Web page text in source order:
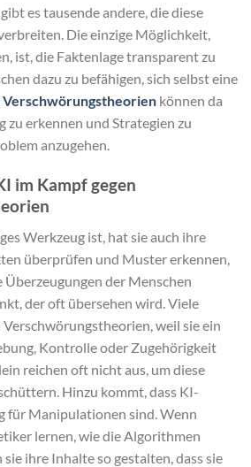
es tausende andere, die diese
Die einzige Möglichkeit,
ist, die Faktenlage transparent zu
dazu zu befähigen, sich selbst eine
Verschwörungstheorien können da
zu erkennen und Strategien zu
anzugehen.
im Kampf gegen
Werkzeug ist, hat sie auch ihre
überprüfen und Muster erkennen,
Überzeugungen der Menschen
der oft übersehen wird. Viele
weil sie ein
Kontrolle oder Zugehörigkeit
reichen oft nicht aus, um diese
Hinzu kommt, dass KI-
für Manipulationen sind. Wenn
lernen, wie die Algorithmen
ihre Inhalte so gestalten, dass sie